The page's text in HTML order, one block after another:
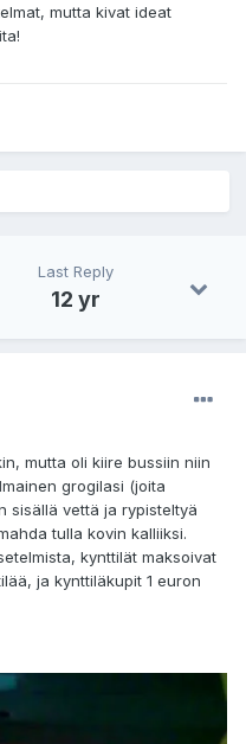
mutta kivat ideat
Last Reply
12 yr
mutta oli kiire bussiin niin
grogilasi (joita
sisällä vettä ja rypisteltyä
tulla kovin kalliiksi.
kynttilät maksoivat
ja kynttiläkupit 1 euron